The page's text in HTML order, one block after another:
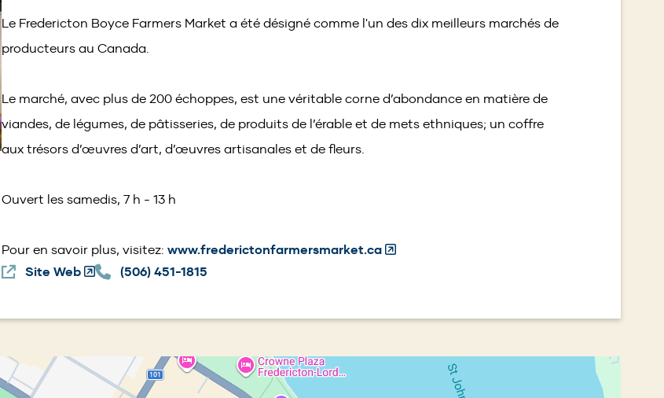
Le Fredericton Boyce Farmers Market a été désigné comme l'un des dix meilleurs marchés de
producteurs au Canada.
Le marché, avec plus de 200 échoppes, est une véritable corne d’abondance en matière de
viandes, de légumes, de pâtisseries, de produits de l’érable et de mets ethniques; un coffre
aux trésors d’œuvres d’art, d’œuvres artisanales et de fleurs.
Ouvert les samedis, 7 h - 13 h
Pour en savoir plus, visitez: www.frederictonfarmersmarket.ca(Opens
new
Site Web(Opens(506) 451-1815